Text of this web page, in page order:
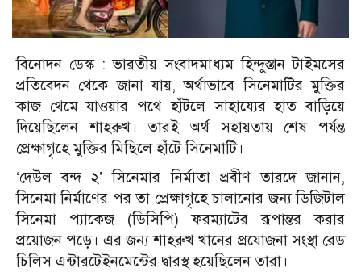
বিনোদন ডেস্ক :ভারতীয় সংবাদমাধ্যম হিন্দুস্তান টাইমসের
প্রতিবেদন থেকে জানা যায়, অর্থাভাবে সিনেমাটির মুক্তির
কাজ থেমে যাওয়ার পথে হাঁটলে সাহায্যের হাত বাড়িয়ে
দিয়েছিলেন শাহরুখ। তারই অর্থ সহায়তায় শেষ পর্যন্ত
প্রেক্ষাগৃহে মুক্তির মিছিলে হাঁটে সিনেমাটি।
‘দেউল বন্দ ২’ সিনেমার নির্মাতা প্রবীণ তারদে জানান,
সিনেমা নির্মাণের পর তা প্রেক্ষাগৃহে চালানোর জন্য ডিজিটাল
সিনেমা প্যাকেজ (ডিসিপি) ফরম্যাটের রূপান্তর করার
প্রয়োজন পড়ে। এর জন্য শাহরুখ খানের প্রযোজনা সংস্থা রেড
চিলিস এন্টারটেইনমেন্টের দ্বারস্থ হয়েছিলেন তারা।